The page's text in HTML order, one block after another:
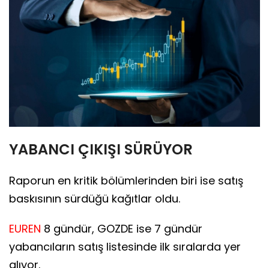
YABANCI ÇIKIŞI SÜRÜYOR
Raporun en kritik bölümlerinden biri ise satış
baskısının sürdüğü kağıtlar oldu.
EUREN 8 gündür, GOZDE ise 7 gündür
yabancıların satış listesinde ilk sıralarda yer
alıyor.